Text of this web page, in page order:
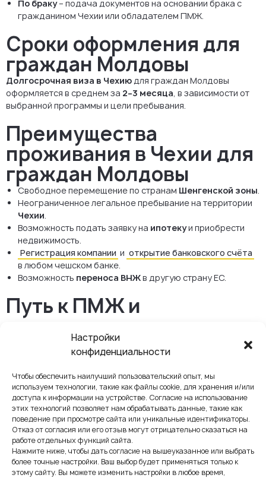
Настройки
конфиденциальности
Чтобы обеспечить наилучший пользовательский опыт, мы
используем технологии, такие как файлы cookie, для хранения и/или
доступа к информации на устройстве. Согласие на использование
этих технологий позволяет нам обрабатывать данные, такие как
поведение при просмотре сайта или уникальные идентификаторы.
Отказ от согласия или его отзыв могут отрицательно сказаться на
работе отдельных функций сайта.
Нажмите ниже, чтобы дать согласие на вышеуказанное или выбрать
более точные настройки. Ваш выбор будет применяться только к
этому сайту. Вы можете изменить настройки в любое время,
По браку– подача документов на основании брака с
гражданином Чехии или обладателем ПМЖ.
Сроки оформления для
граждан Молдовы
Долгосрочная виза в Чехиюдля граждан Молдовы
оформляется в среднем за 2–3 месяца, в зависимости от
выбранной программы и цели пребывания.
Преимущества
проживания в Чехии для
граждан Молдовы
Свободное перемещение по странам Шенгенской зоны.
Неограниченное легальное пребывание на территории
Чехии.
Возможность подать заявку на ипотекуи приобрести
недвижимость.
Регистрация компании и открытие банковского счёта
в любом чешском банке.
Возможность переноса ВНЖв другую страну ЕС.
Путь к ПМЖ и
гражданству
проживания в Чехии можно подать
заявление напостоянное место жительства
визу.
Ещё через5 лет(всего 10 лет проживания) можно
подать заявление награжданство Чехиичерез
натурализацию.
Получите юридическую
помощь